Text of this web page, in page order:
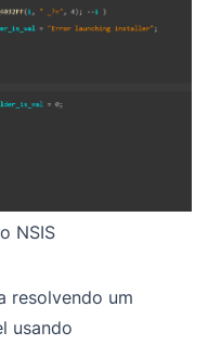
NSIS
resolvendo um
usando